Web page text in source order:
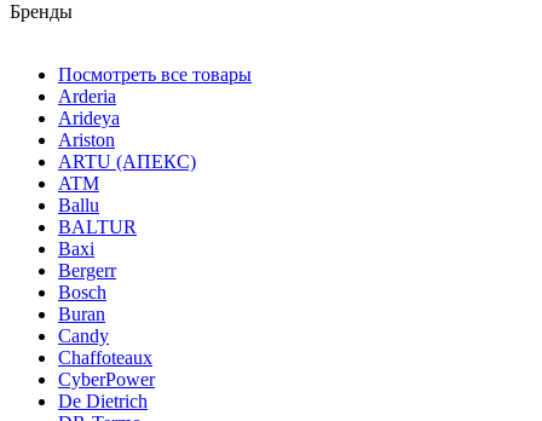
Бренды
Посмотреть все товары
Arderia
Arideya
Ariston
ARTU (АПЕКС)
ATM
Ballu
BALTUR
Baxi
Bergerr
Bosch
Buran
Candy
Chaffoteaux
CyberPower
De Dietrich